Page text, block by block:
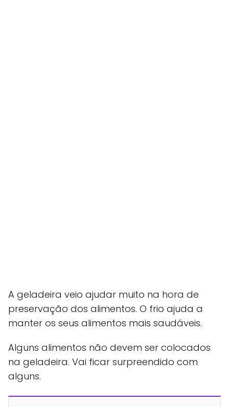
A geladeira veio ajudar muito na hora de
preservação dos alimentos. O frio ajuda a
manter os seus alimentos mais saudáveis.
Alguns alimentos não devem ser colocados
na geladeira. Vai ficar surpreendido com
alguns.